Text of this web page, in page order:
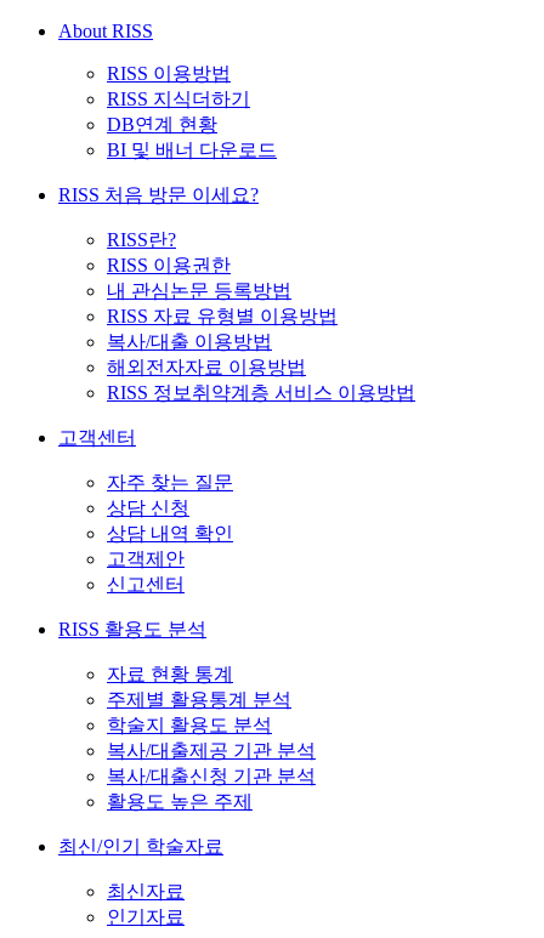
About RISS
RISS 이용방법
RISS 지식더하기
DB연계 현황
BI 및 배너 다운로드
RISS 처음 방문 이세요?
RISS란?
RISS 이용권한
내 관심논문 등록방법
RISS 자료 유형별 이용방법
복사/대출 이용방법
해외전자자료 이용방법
RISS 정보취약계층 서비스 이용방법
고객센터
자주 찾는 질문
상담 신청
상담 내역 확인
고객제안
신고센터
RISS 활용도 분석
자료 현황 통계
주제별 활용통계 분석
학술지 활용도 분석
복사/대출제공 기관 분석
복사/대출신청 기관 분석
활용도 높은 주제
최신/인기 학술자료
최신자료
인기자료